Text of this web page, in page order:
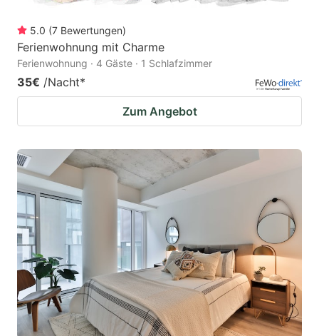
5.0 (7 Bewertungen)
Ferienwohnung mit Charme
Ferienwohnung · 4 Gäste · 1 Schlafzimmer
35€ /Nacht*
Zum Angebot